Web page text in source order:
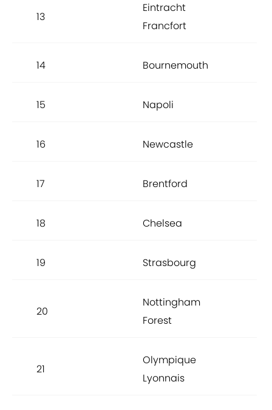
13
Eintracht
Francfort
14 Bournemouth
15 Napoli
16 Newcastle
17 Brentford
18 Chelsea
19 Strasbourg
20
Nottingham
Forest
21
Olympique
Lyonnais